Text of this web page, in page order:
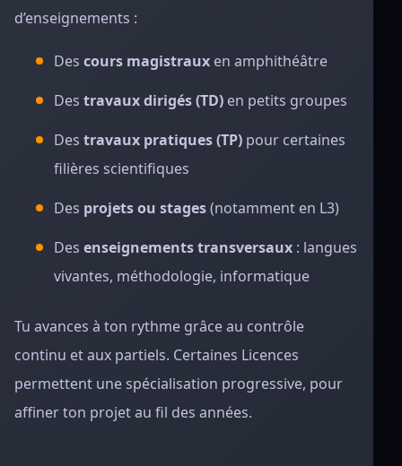
d’enseignements :
Des cours magistraux en amphithéâtre
Des travaux dirigés (TD) en petits groupes
Des travaux pratiques (TP) pour certaines
filières scientifiques
Des projets ou stages(notamment en L3)
Des enseignements transversaux : langues
vivantes, méthodologie, informatique
Tu avances à ton rythme grâce au contrôle
continu et aux partiels. Certaines Licences
permettent une spécialisation progressive, pour
affiner ton projet au fil des années.